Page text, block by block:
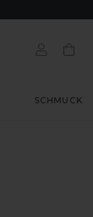
SCHMUCK